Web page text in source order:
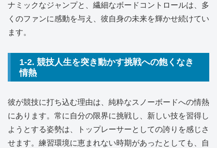
ナミックなジャンプと、繊細なボードコントロールは、多
くのファンに感動を与え、彼自身の未来を輝かせ続けてい
ます。
1-2. 競技人生を突き動かす挑戦への飽くなき
情熱
彼が競技に打ち込む理由は、純粋なスノーボードへの情熱
にあります。常に自分の限界に挑戦し、新しい技を習得し
ようとする姿勢は、トップレーサーとしての誇りを感じさ
せます。練習環境に恵まれない時期があったとしても、自